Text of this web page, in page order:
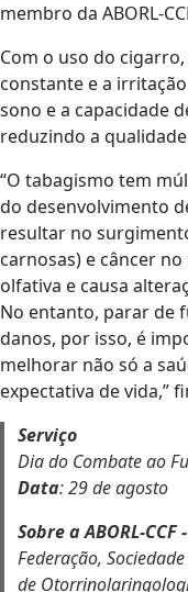
membro da ABORL-
Com o uso do
constante e a
sono e a capacidade
reduzindo a
“O tabagismo tem
do desenvolvimento
resultar no
carnosas) e câncer
olfativa e causa
No entanto, parar de
danos, por isso, é
melhorar não só a
expectativa de vida,”
Serviço
Dia do Combate ao
Data: 29 de agosto
Sobre a ABORL-CCF -
Federação,
de